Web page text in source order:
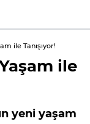
ile Tanışıyor!
ile
yeni yaşam